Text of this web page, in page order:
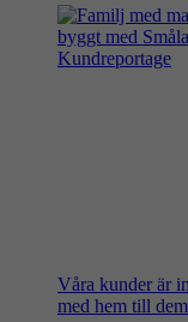
Kundreportage
Våra kunder är
med hem till